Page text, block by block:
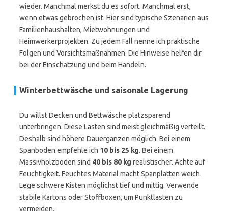
wieder. Manchmal merkst du es sofort. Manchmal erst,
wenn etwas gebrochen ist. Hier sind typische Szenarien aus
Familienhaushalten, Mietwohnungen und
Heimwerkerprojekten. Zu jedem Fall nenne ich praktische
Folgen und Vorsichtsmaßnahmen. Die Hinweise helfen dir
bei der Einschätzung und beim Handeln.
Winterbettwäsche und saisonale Lagerung
Du willst Decken und Bettwäsche platzsparend
unterbringen. Diese Lasten sind meist gleichmäßig verteilt.
Deshalb sind höhere Dauerganzen möglich. Bei einem
Spanboden empfehle ich 10 bis 25 kg. Bei einem
Massivholzboden sind 40 bis 80 kg realistischer. Achte auf
Feuchtigkeit. Feuchtes Material macht Spanplatten weich.
Lege schwere Kisten möglichst tief und mittig. Verwende
stabile Kartons oder Stoffboxen, um Punktlasten zu
vermeiden.